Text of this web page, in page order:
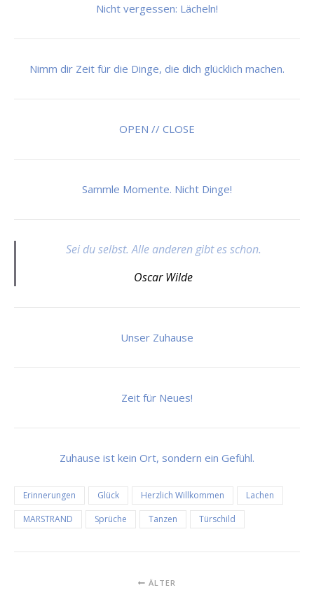
Nicht vergessen: Lächeln!
Nimm dir Zeit für die Dinge, die dich glücklich machen.
OPEN // CLOSE
Sammle Momente. Nicht Dinge!
Sei du selbst. Alle anderen gibt es schon.
Oscar Wilde
Unser Zuhause
Zeit für Neues!
Zuhause ist kein Ort, sondern ein Gefühl.
Erinnerungen Glück Herzlich Willkommen
Lachen
MARSTRAND
Sprüche Tanzen Türschild
ÄLTER